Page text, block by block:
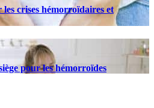
crises hémorroïdaires et
pour les hémorroïdes